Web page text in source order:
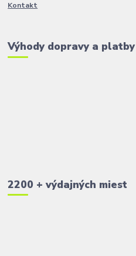
Kontakt
Výhody dopravy a platby
2200 + výdajných miest